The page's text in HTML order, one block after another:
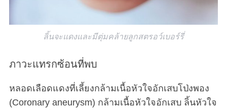
ลิ้นจะแดงและมีตุ่มคล้ายลูกสตรอว์เบอร์รี่
ภาวะแทรกซ้อนที่พบ
หลอดเลือดแดงที่เลี้ยงกล้ามเนื้อหัวใจอักเสบโป่งพอง
(Coronary aneurysm) กล้ามเนื้อหัวใจอักเสบ ลิ้นหัวใจ